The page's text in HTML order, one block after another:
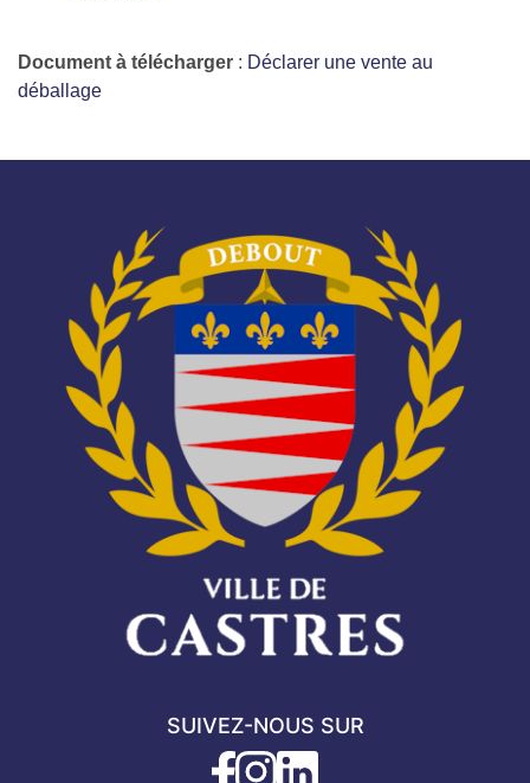
Document à télécharger : Déclarer une vente au
déballage
SUIVEZ-NOUS SUR